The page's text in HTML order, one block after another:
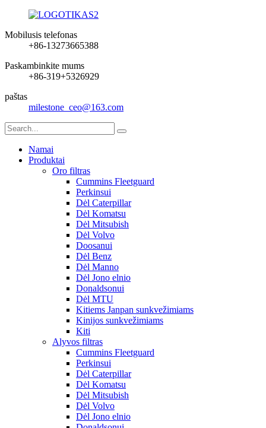
Mobilusis telefonas
+86-13273665388
Paskambinkite mums
+86-319+5326929
paštas
milestone_ceo@163.com
Namai
Produktai
Oro filtras
Cummins Fleetguard
Perkinsui
Dėl Caterpillar
Dėl Komatsu
Dėl Mitsubish
Dėl Volvo
Doosanui
Dėl Benz
Dėl Manno
Dėl Jono elnio
Donaldsonui
Dėl MTU
Kitiems Janpan sunkvežimiams
Kinijos sunkvežimiams
Kiti
Alyvos filtras
Cummins Fleetguard
Perkinsui
Dėl Caterpillar
Dėl Komatsu
Dėl Mitsubish
Dėl Volvo
Dėl Jono elnio